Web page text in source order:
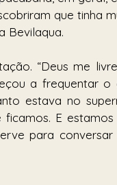
que tinha
Bevilaqua.
“Deus me
a frequentar o
estava no
E
para conversar